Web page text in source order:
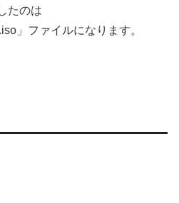
たのは
」ファイルになります。